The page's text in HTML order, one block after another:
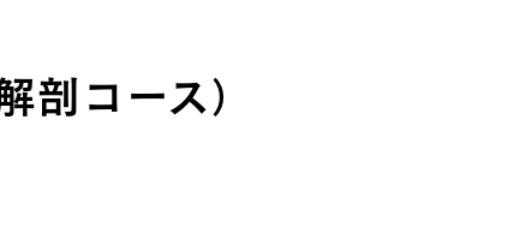
剖コース）